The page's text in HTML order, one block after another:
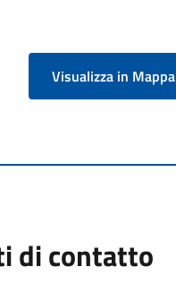
Visualizza in Mappa
di contatto